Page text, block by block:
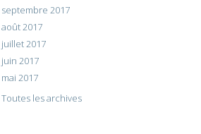
septembre 2017
août 2017
juillet 2017
juin 2017
mai 2017
Toutes les archives